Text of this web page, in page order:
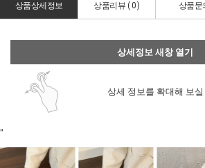
상품상세정보 상품리뷰 ( 0) 상품문
상세정보 새창 열기
상세 정보를 확대해 보
"